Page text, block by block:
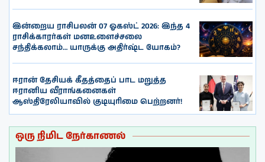
இன்றைய ராசிபலன் 07 ஓகஸ்ட் 2026: இந்த 4
ராசிக்காரர்கள் மனஉளைச்சலை
சந்திக்கலாம்… யாருக்கு அதிர்ஷ்ட யோகம்?
ஈரான் தேசியக் கீதத்தைப் பாட மறுத்த
ஈரானிய வீராங்கனைகள்
ஆஸ்திரேலியாவில் குடியுரிமை பெற்றனர்!
ஒரு நிமிட நேர்காணல்